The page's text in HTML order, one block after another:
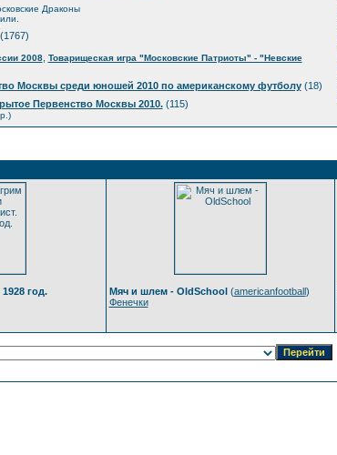
Драконы
(1767)
2008, Товарищеская игра "Московские Патриоты" - "Невские
Москвы среди юношей 2010 по американскому футболу(18)
Первенство Москвы 2010.(115)
год.
Мяч и шлем - OldSchool(americanfootball)
Фенечки